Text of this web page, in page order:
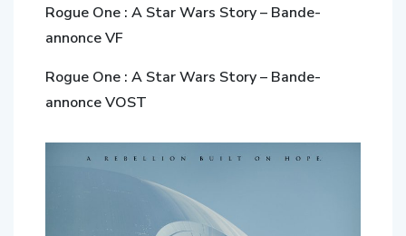
Rogue One : A Star Wars Story – Bande-
annonce VF
Rogue One : A Star Wars Story – Bande-
annonce VOST